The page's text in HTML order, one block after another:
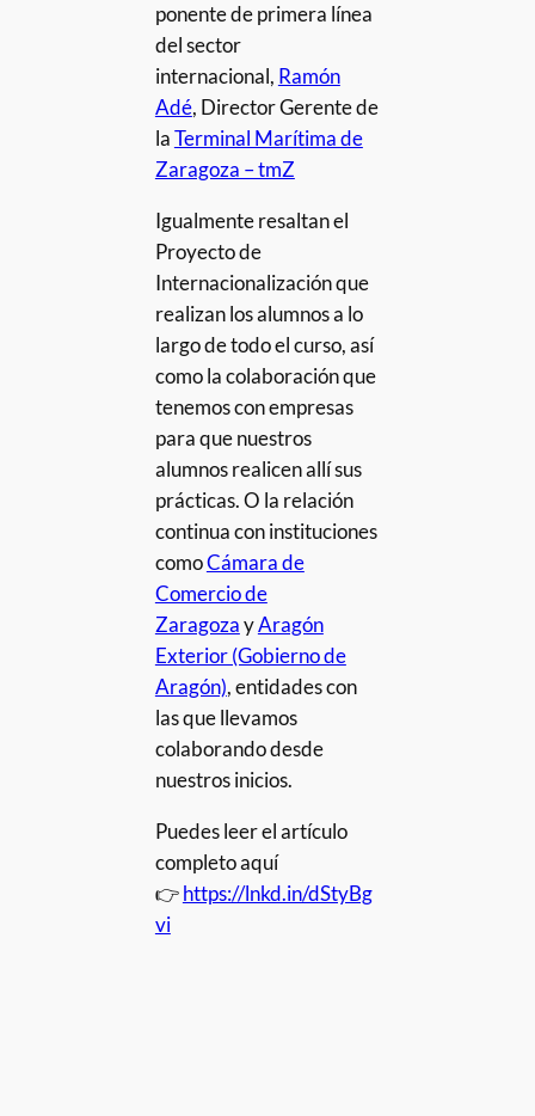
ponente de primera línea
del sector
internacional, Ramón
Adé, Director Gerente de
laTerminal Marítima de
Zaragoza – tmZ
Igualmente resaltan el
Proyecto de
Internacionalización que
realizan los alumnos a lo
largo de todo el curso, así
como la colaboración que
tenemos con empresas
para que nuestros
alumnos realicen allí sus
prácticas. O la relación
continua con instituciones
comoCámara de
Comercio de
ZaragozayAragón
Exterior (Gobierno de
Aragón), entidades con
las que llevamos
colaborando desde
nuestros inicios.
Puedes leer el artículo
completo aquí
👉https://lnkd.in/dStyBg
vi